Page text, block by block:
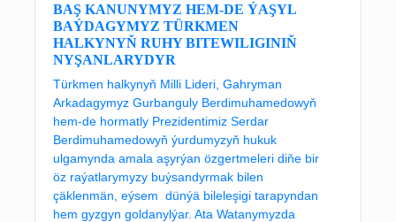
BAŞ KANUNYMYZ HEM-DE ÝAŞYL
BAÝDAGYMYZ TÜRKMEN
HALKYNYŇ RUHY BITEWILIGINIŇ
NYŞANLARYDYR
Türkmen halkynyň Milli Lideri, Gahryman
Arkadagymyz Gurbanguly Berdimuhamedowyň
hem-de hormatly Prezidentimiz Serdar
Berdimuhamedowyň ýurdumyzyň hukuk
ulgamynda amala aşyrýan özgertmeleri diňe bir
öz raýatlarymyzy buýsandyrmak bilen
çäklenmän, eýsem dünýä bileleşigi tarapyndan
hem gyzgyn goldanylýar. Ata Watanymyzda